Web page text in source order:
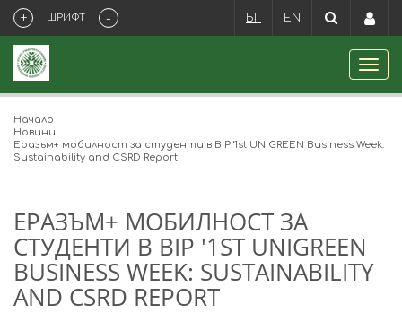
+ ШРИФТ - БГ EN
Начало
Новини
Еразъм+ мобилност за студенти в BIP '1st UNIGREEN Business Week:
Sustainability and CSRD Report
ЕРАЗЪМ+ МОБИЛНОСТ ЗА
СТУДЕНТИ В BIP '1ST UNIGREEN
BUSINESS WEEK: SUSTAINABILITY
AND CSRD REPORT